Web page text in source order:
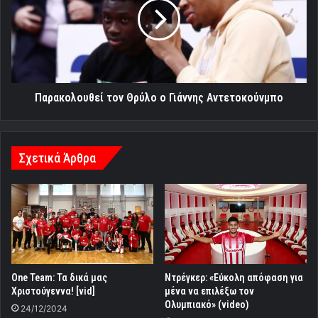
ο
Γιάννης
Αντετοκούνμπο
Παρακολουθεί τον Θρύλο ο Γιάννης Αντετοκούνμπο
Σχετικά Άρθρα
One Team: Τα δικά μας
Χριστούγεννα! [vid]
24/12/2024
Ντρέγκερ: «Εύκολη απόφαση για
μένα να επιλέξω τον
Ολυμπιακό» (video)